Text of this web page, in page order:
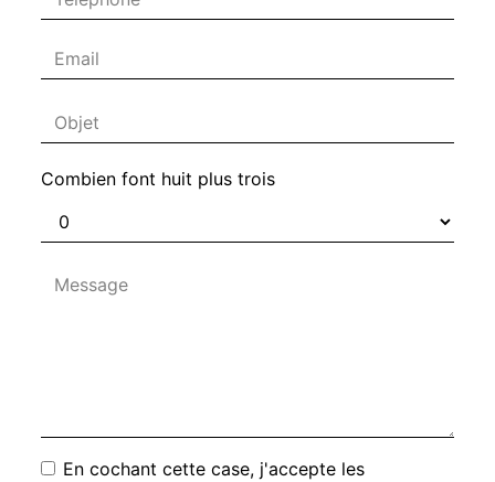
Combien font huit plus trois
En cochant cette case, j'accepte les